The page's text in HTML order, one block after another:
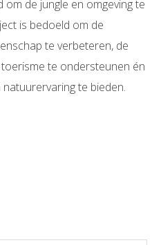
de jungle en omgeving te
is bedoeld om de
te verbeteren, de
te ondersteunen én
te bieden.